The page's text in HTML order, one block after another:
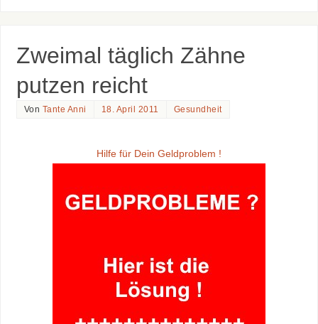
Zweimal täglich Zähne
putzen reicht
Von Tante Anni 18. April 2011 Gesundheit
Hilfe für Dein Geldproblem !